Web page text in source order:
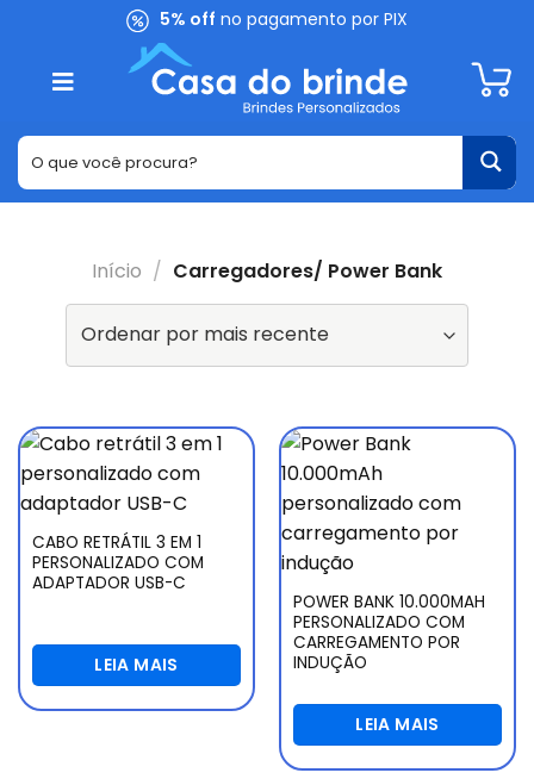
content
5% off no pagamento por PIX
Início / Carregadores/ Power Bank
CABO RETRÁTIL 3 EM 1
PERSONALIZADO COM
ADAPTADOR USB-C
LEIA MAIS
POWER BANK 10.000MAH
PERSONALIZADO COM
CARREGAMENTO POR
INDUÇÃO
LEIA MAIS